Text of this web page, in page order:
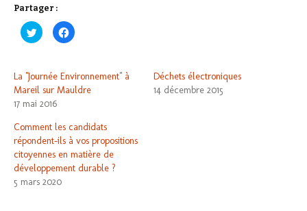
Partager :
C
l
z
p
o
u
a
r
t
a
g
e
r
s
C
l
z
p
o
a
r
t
a
g
e
La "Journée Environnement" à
Mareil sur Mauldre
17 mai 2016
Déchets électroniques
14 décembre 2015
Comment les candidats
répondent-ils à vos propositions
citoyennes en matière de
développement durable ?
5 mars 2020